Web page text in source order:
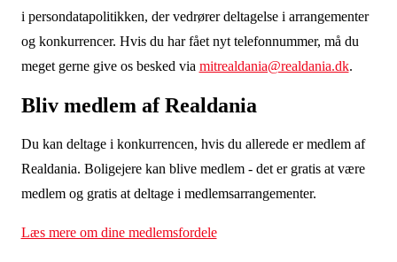
i persondatapolitikken, der vedrører deltagelse i arrangementer
og konkurrencer. Hvis du har fået nyt telefonnummer, må du
meget gerne give os besked via mitrealdania@realdania.dk.
Bliv medlem af Realdania
Du kan deltage i konkurrencen, hvis du allerede er medlem af
Realdania. Boligejere kan blive medlem - det er gratis at være
medlem og gratis at deltage i medlemsarrangementer.
Læs mere om dine medlemsfordele